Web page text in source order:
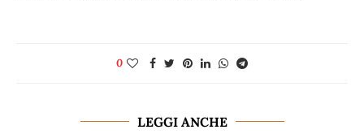
0
LEGGI ANCHE